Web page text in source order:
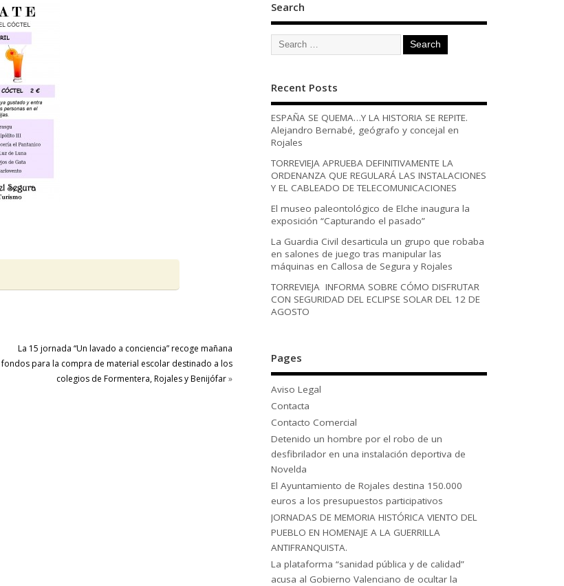
La 15 jornada “Un lavado a conciencia” recoge mañana
fondos para la compra de material escolar destinado a los
colegios de Formentera, Rojales y Benijófar»
Search
Recent Posts
ESPAÑA SE QUEMA…Y LA HISTORIA SE REPITE.
Alejandro Bernabé, geógrafo y concejal en
Rojales
TORREVIEJA APRUEBA DEFINITIVAMENTE LA
ORDENANZA QUE REGULARÁ LAS INSTALACIONES
Y EL CABLEADO DE TELECOMUNICACIONES
El museo paleontológico de Elche inaugura la
exposición “Capturando el pasado”
La Guardia Civil desarticula un grupo que robaba
en salones de juego tras manipular las
máquinas en Callosa de Segura y Rojales
TORREVIEJA INFORMA SOBRE CÓMO DISFRUTAR
CON SEGURIDAD DEL ECLIPSE SOLAR DEL 12 DE
AGOSTO
Pages
Aviso Legal
Contacta
Contacto Comercial
Detenido un hombre por el robo de un
desfibrilador en una instalación deportiva de
Novelda
El Ayuntamiento de Rojales destina 150.000
euros a los presupuestos participativos
JORNADAS DE MEMORIA HISTÓRICA VIENTO DEL
PUEBLO EN HOMENAJE A LA GUERRILLA
ANTIFRANQUISTA.
La plataforma “sanidad pública y de calidad”
acusa al Gobierno Valenciano de ocultar la